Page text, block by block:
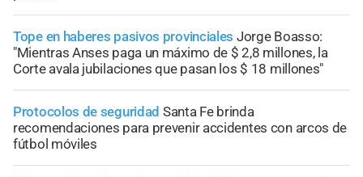
Tope en haberes pasivos provinciales Jorge Boasso:
"Mientras Anses paga un máximo de $ 2,8 millones, la
Corte avala jubilaciones que pasan los $ 18 millones"
Protocolos de seguridad Santa Fe brinda
recomendaciones para prevenir accidentes con arcos de
fútbol móviles